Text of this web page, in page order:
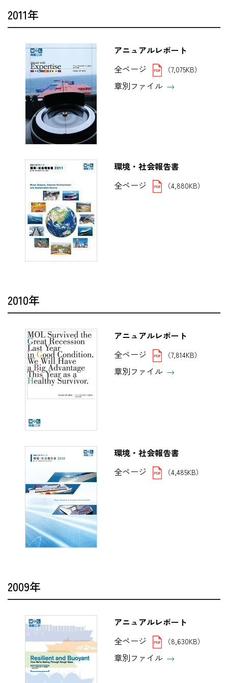
2011年
アニュアルレポート
全ページ
（7,075KB）
章別ファイル
環境・社会報告書
全ページ
（4,880KB）
2010年
アニュアルレポート
全ページ
（7,814KB）
章別ファイル
環境・社会報告書
全ページ
（4,485KB）
2009年
アニュアルレポート
全ページ
（8,630KB）
章別ファイル